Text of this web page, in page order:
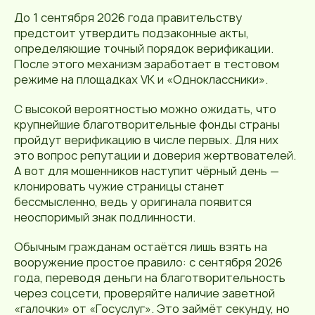
До 1 сентября 2026 года правительству
предстоит утвердить подзаконные акты,
определяющие точный порядок верификации.
После этого механизм заработает в тестовом
режиме на площадках VK и «Одноклассники».
С высокой вероятностью можно ожидать, что
крупнейшие благотворительные фонды страны
пройдут верификацию в числе первых. Для них
это вопрос репутации и доверия жертвователей.
А вот для мошенников наступит чёрный день —
клонировать чужие страницы станет
бессмысленно, ведь у оригинала появится
неоспоримый знак подлинности.
Обычным гражданам остаётся лишь взять на
вооружение простое правило: с сентября 2026
года, переводя деньги на благотворительность
через соцсети, проверяйте наличие заветной
«галочки» от «Госуслуг». Это займёт секунду, но